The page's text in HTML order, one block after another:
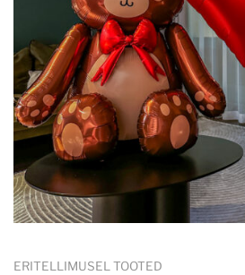
ERITELLIMUSEL TOOTED